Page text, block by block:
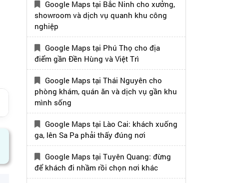
Google Maps tại Bắc Ninh cho xưởng,
showroom và dịch vụ quanh khu công
nghiệp
Google Maps tại Phú Thọ cho địa
điểm gần Đền Hùng và Việt Trì
Google Maps tại Thái Nguyên cho
phòng khám, quán ăn và dịch vụ gần khu
mình sống
Google Maps tại Lào Cai: khách xuống
ga, lên Sa Pa phải thấy đúng nơi
Google Maps tại Tuyên Quang: đừng
để khách đi nhầm rồi chọn nơi khác